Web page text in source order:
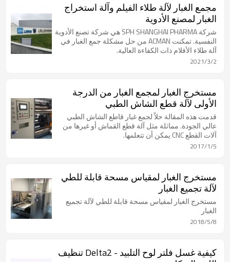
مجمع الغبار لآلة طلاء الفيلم وآلة استخراج
الغبار لمصنع الأدوية
شركة SPH SHANGHAI PHARMA هي شركة تصنع الأدوية
النفسية. تمكنت ACMAN من حل مشكلة جمع الغبار في
آلة طلاء الأفلام ذات الكفاءة العالية.
2021/3/2
مستخرج الغبار لمجمع الغبار من الدرجة
الأولى لآلة قطع الشاش الطبي
قدمت هذه المقالة حلاً لجمع غبار قاطع الشاش الطبي
عالي الجودة. مماثلة مثل آلة قطع القماش أو غيرها من
آلات القطع CNC يمكن أن تتعلمها.
2017/1/5
مستخرج الغبار لمقياس مسحة قابلة للطي
لآلة تجميع الغبار
مستخرج الغبار لمقياس مسحة قابلة للطي لآلة تجميع
الغبار
2018/5/8
كيفية غسل فلتر لوح التلبيد - Delta2 تنظيف